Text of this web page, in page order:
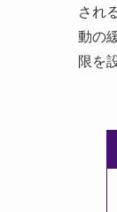
され
動の
限を